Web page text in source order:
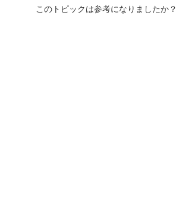
このトピックは参考になりましたか？